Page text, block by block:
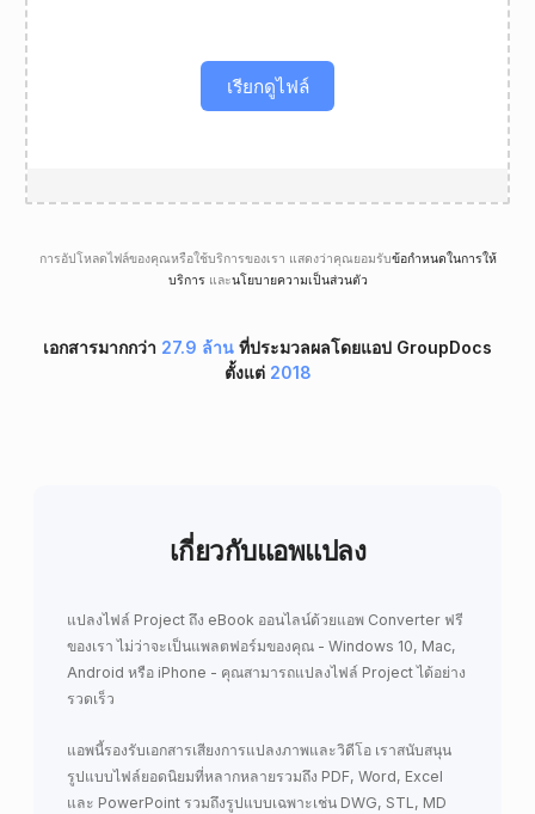
เรียกดูไฟล์
การอัปโหลดไฟล์ของคุณหรือใช้บริการของเรา แสดงว่าคุณยอมรับข้อกำหนดในการให้
บริการและนโยบายความเป็นส่วนตัว
เอกสารมากกว่า 27.9 ล้าน ที่ประมวลผลโดยแอป GroupDocs
ตั้งแต่ 2018
เกี่ยวกับแอพแปลง
แปลงไฟล์ Project ถึง eBook ออนไลน์ด้วยแอพ Converter ฟรี
ของเรา ไม่ว่าจะเป็นแพลตฟอร์มของคุณ - Windows 10, Mac,
Android หรือ iPhone - คุณสามารถแปลงไฟล์ Project ได้อย่าง
รวดเร็ว
แอพนี้รองรับเอกสารเสียงการแปลงภาพและวิดีโอ เราสนับสนุน
รูปแบบไฟล์ยอดนิยมที่หลากหลายรวมถึง PDF, Word, Excel
และ PowerPoint รวมถึงรูปแบบเฉพาะเช่น DWG, STL, MD